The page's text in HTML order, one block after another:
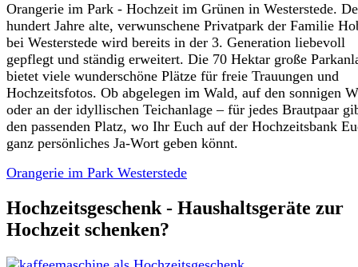
Orangerie im Park - Hochzeit im Grünen in Westerstede.
hundert Jahre alte, verwunschene Privatpark der Familie
bei Westerstede wird bereits in der 3. Generation liebevoll
gepflegt und ständig erweitert. Die 70 Hektar große
bietet viele wunderschöne Plätze für freie Trauungen und
Hochzeitsfotos. Ob abgelegen im Wald, auf den sonnigen
oder an der idyllischen Teichanlage – für jedes Brautpaar
den passenden Platz, wo Ihr Euch auf der Hochzeitsbank
ganz persönliches Ja-Wort geben könnt.
Orangerie im Park Westerstede
Hochzeitsgeschenk - Haushaltsgeräte zur
Hochzeit schenken?